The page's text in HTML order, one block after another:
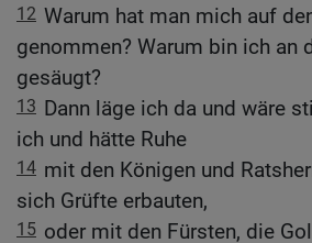
12 Warum hat man mich auf
genommen? Warum bin ich an
gesäugt?
13 Dann läge ich da und wäre
ich und hätte Ruhe
14 mit den Königen und
sich Grüfte erbauten,
15 oder mit den Fürsten, die